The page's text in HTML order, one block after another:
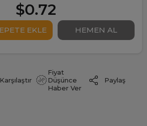
$0.72
Karşılaştır
Fiyat
Düşünce
Haber Ver
Paylaş